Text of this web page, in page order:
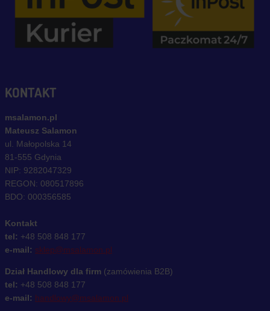
KONTAKT
msalamon.pl
Mateusz Salamon
ul. Małopolska 14
81-555 Gdynia
NIP: 9282047329
REGON: 080517896
BDO: 000356585
Kontakt
tel: +48 508 848 177
e-mail: sklep@msalamon.pl
Dział Handlowy dla firm (zamówienia B2B)
tel: +48 508 848 177
e-mail: handlowy@msalamon.pl